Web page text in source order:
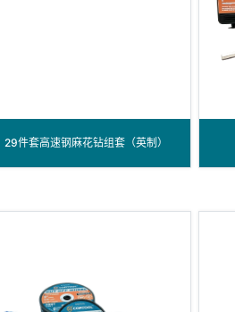
29件套高速钢麻花钻组套（英制）